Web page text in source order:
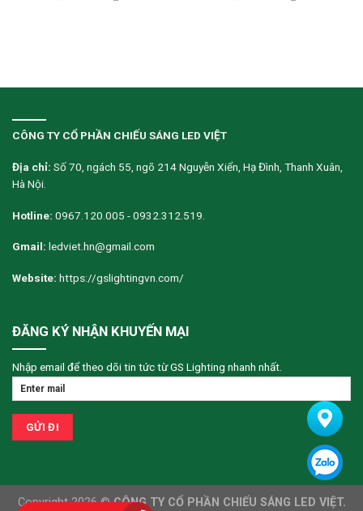
CÔNG TY CỔ PHẦN CHIẾU SÁNG LED VIỆT
Địa chỉ: Số 70, ngách 55, ngõ 214 Nguyễn Xiển, Hạ Đình, Thanh Xuân,
Hà Nội.
Hotline: 0967.120.005 - 0932.312.519.
Gmail: ledviet.hn@gmail.com
Website: https://gslightingvn.com/
ĐĂNG KÝ NHẬN KHUYẾN MẠI
Nhập email để theo dõi tin tức từ GS Lighting nhanh nhất.
Copyright 2026 ©CÔNG TY CỔ PHẦN CHIẾU SÁNG LED VIỆT.